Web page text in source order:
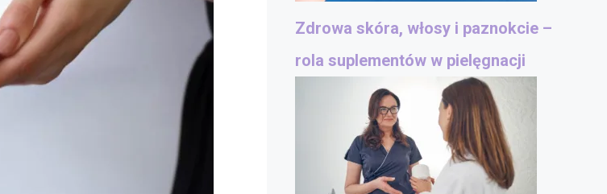
Zdrowa skóra, włosy i paznokcie –
rola suplementów w pielęgnacji